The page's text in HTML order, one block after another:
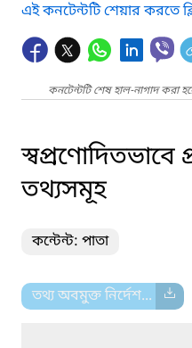
এই কনটেন্টটি শেয়ার করতে
কনটেন্টটি শেষ হাল-নাগাদ
স্বপ্রণোদিতভাবে
তথ্যসমূহ
কন্টেন্ট: পাতা
তথ্য অবমুক্ত নির্দেশ...